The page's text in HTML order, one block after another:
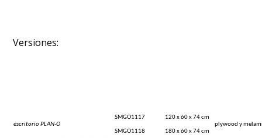
Versiones:
escritorio PLAN-O
SMGO1117
120 x 60 x 74 cm
plywood y
SMGO1118
180 x 60 x 74 cm